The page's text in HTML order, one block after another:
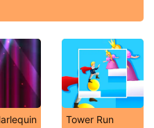
Tower Run